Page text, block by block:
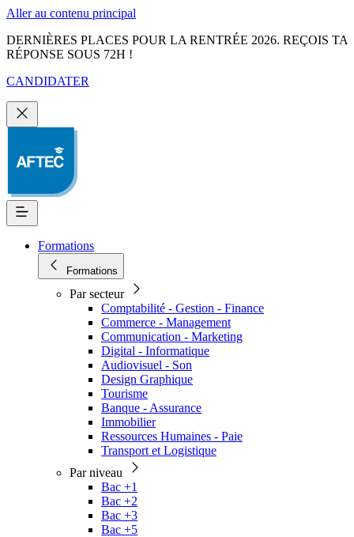
Aller au contenu principal
DERNIÈRES PLACES POUR LA RENTRÉE 2026. REÇOIS TA
RÉPONSE SOUS 72H !
CANDIDATER
Formations
Formations
Par secteur
Comptabilité - Gestion - Finance
Commerce - Management
Communication - Marketing
Digital - Informatique
Audiovisuel - Son
Design Graphique
Tourisme
Banque - Assurance
Immobilier
Ressources Humaines - Paie
Transport et Logistique
Par niveau
Bac +1
Bac +2
Bac +3
Bac +5